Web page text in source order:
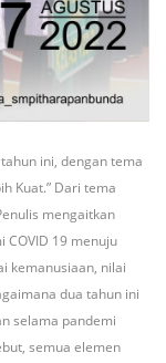
ini, dengan tema
Kuat.” Dari tema
mengaitkan
COVID 19 menuju
kemanusiaan, nilai
dua tahun ini
selama pandemi
semua elemen